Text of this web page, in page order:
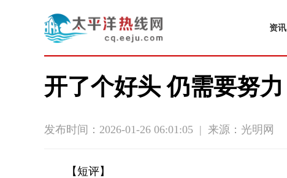
资讯
开了个好头 仍需要努力
发布时间：2026-01-26 06:01:05 | 来源：光明网
【短评】